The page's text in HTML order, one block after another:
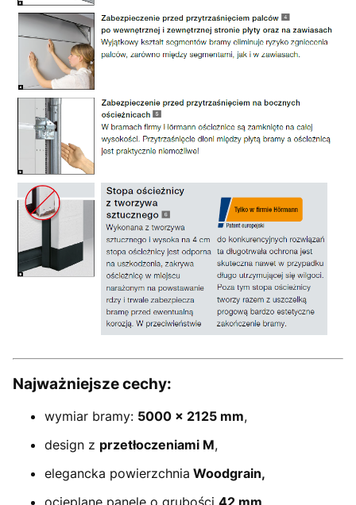
Najważniejsze cechy:
wymiar bramy: 5000 × 2125 mm,
design z przetłoczeniami M,
elegancka powierzchnia Woodgrain,
ocieplane panele o grubości 42 mm